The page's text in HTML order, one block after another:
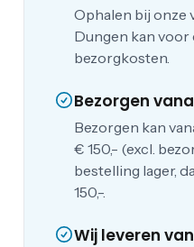
Ophalen bij onze
Dungen kan
bezorgkosten.
Bezorgen
Bezorgen kan
€ 150,- (excl.
bestelling lager,
150,-.
Wij leveren